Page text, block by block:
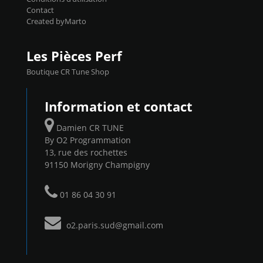
Contact
Created byMarto
Les Pièces Perf
Boutique CR Tune Shop
Information et contact
Damien CR TUNE
By O2 Programmation
13, rue des rochettes
91150 Morigny Champigny
01 86 04 30 91
o2.paris.sud@gmail.com